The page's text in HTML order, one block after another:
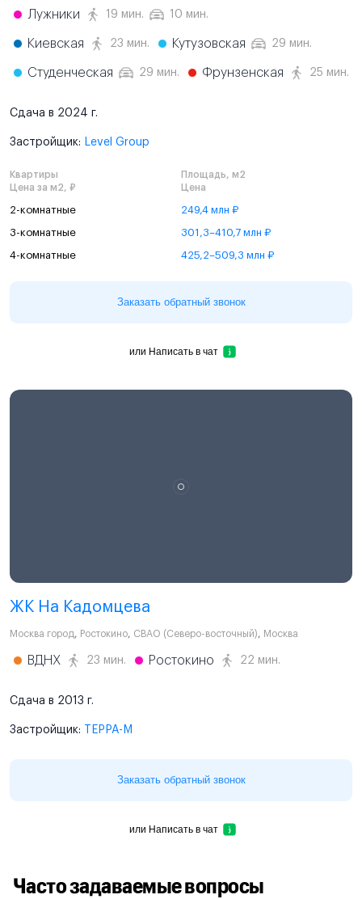
Лужники 19 мин. 10 мин.
Киевская 23 мин. Кутузовская 29 мин.
Студенческая 29 мин. Фрунзенская 25 мин.
Сдача в 2024 г.
Застройщик: Level Group
Квартиры
Площадь, м2
Цена за м2, ₽
Цена
2-комнатные 249,4 млн ₽
3-комнатные 301,3–410,7 млн ₽
4-комнатные 425,2–509,3 млн ₽
Заказать обратный звонок
или Написать в чат
ЖК На Кадомцева
Москва город, Ростокино, СВАО (Северо-восточный), Москва
ВДНХ 23 мин. Ростокино 22 мин.
Сдача в 2013 г.
Застройщик: ТЕРРА-М
Заказать обратный звонок
или Написать в чат
Часто задаваемые вопросы